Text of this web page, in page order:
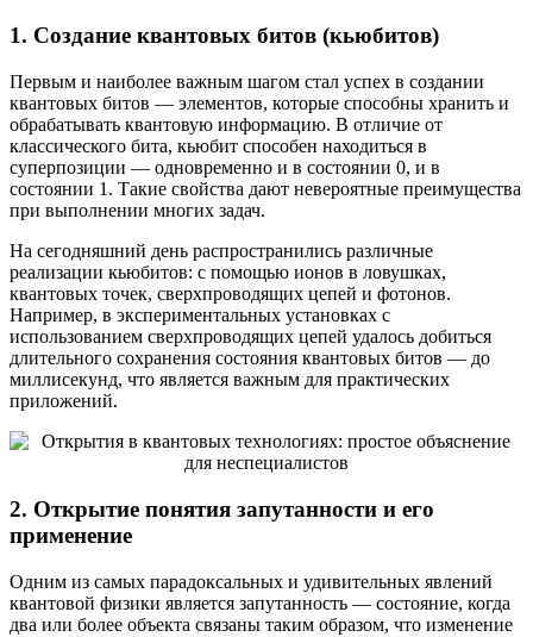
1. Создание квантовых битов (кьюбитов)
Первым и наиболее важным шагом стал успех в создании
квантовых битов — элементов, которые способны хранить и
обрабатывать квантовую информацию. В отличие от
классического бита, кьюбит способен находиться в
суперпозиции — одновременно и в состоянии 0, и в
состоянии 1. Такие свойства дают невероятные преимущества
при выполнении многих задач.
На сегодняшний день распространились различные
реализации кьюбитов: с помощью ионов в ловушках,
квантовых точек, сверхпроводящих цепей и фотонов.
Например, в экспериментальных установках с
использованием сверхпроводящих цепей удалось добиться
длительного сохранения состояния квантовых битов — до
миллисекунд, что является важным для практических
приложений.
2. Открытие понятия запутанности и его
применение
Одним из самых парадоксальных и удивительных явлений
квантовой физики является запутанность — состояние, когда
два или более объекта связаны таким образом, что изменение